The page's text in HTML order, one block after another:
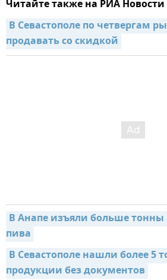
Читайте также на РИА
В Севастополе по четвергам
продавать со скидкой
В Анапе изъяли больше тонны
пива
В Севастополе нашли более 5
продукции без документов